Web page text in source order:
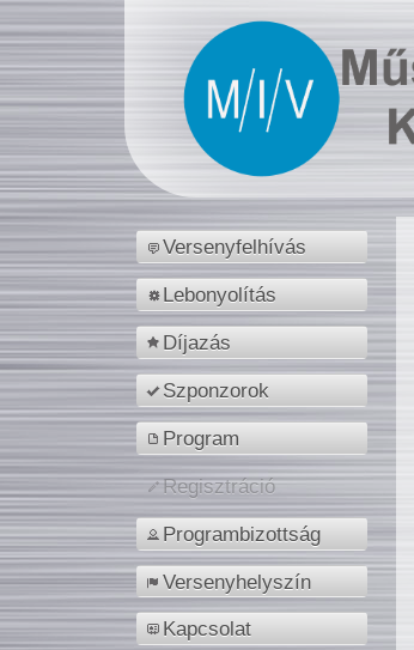
Versenyfelhívás
Lebonyolítás
Díjazás
Szponzorok
Program
Regisztráció
Programbizottság
Versenyhelyszín
Kapcsolat